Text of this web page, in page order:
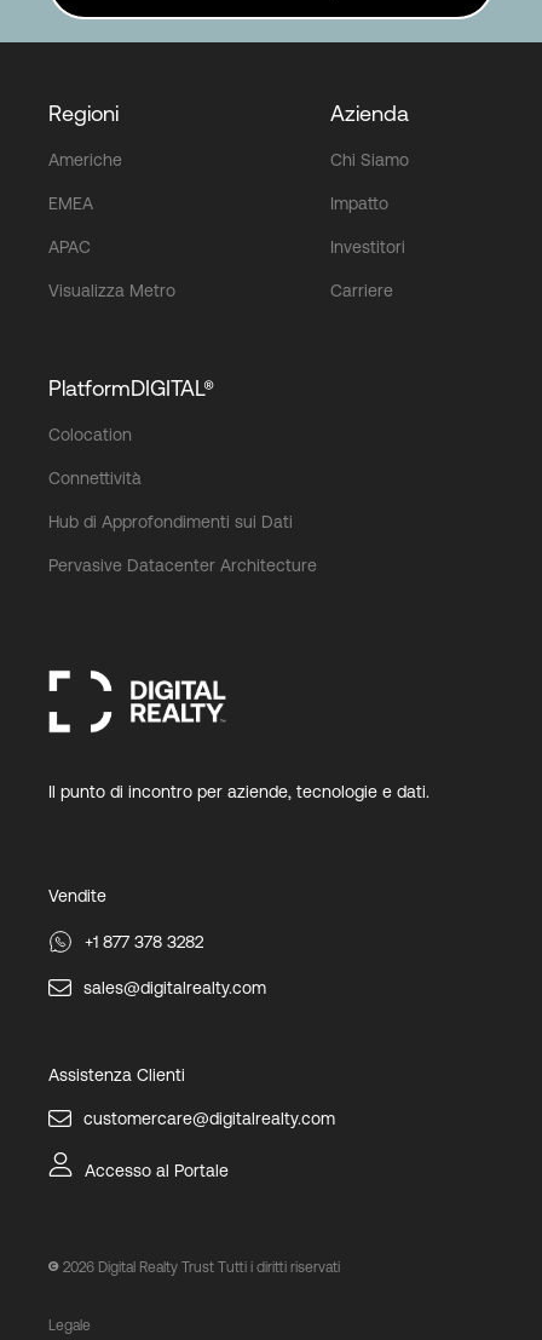
Regioni
Americhe
EMEA
APAC
Visualizza Metro
Azienda
Chi Siamo
Impatto
Investitori
Carriere
PlatformDIGITAL®
Colocation
Connettività
Hub di Approfondimenti sui Dati
Pervasive Datacenter Architecture
Il punto di incontro per aziende, tecnologie e dati.
Vendite
+1 877 378 3282
sales@digitalrealty.com
Assistenza Clienti
customercare@digitalrealty.com
Accesso al Portale
2026 Digital Realty Trust Tutti i diritti riservati
Legale